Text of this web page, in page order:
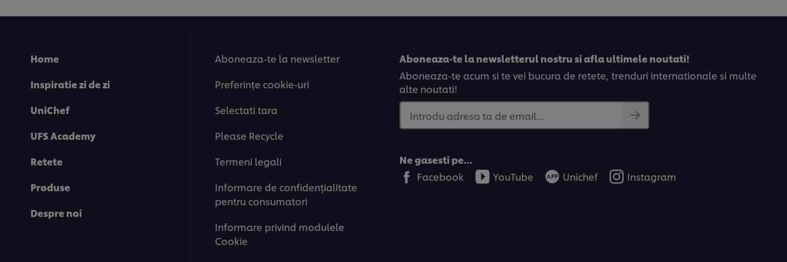
Home
Inspiratie zi de zi
UniChef
UFS Academy
Retete
Produse
Despre noi
Aboneaza-te la newsletter
Preferințe cookie-uri
Selectati tara
Please Recycle
Termeni legali
Informare de confidenţialitate
pentru consumatori
Informare privind modulele
Cookie
Aboneaza-te la newsletterul nostru si afla ultimele noutati!
Aboneaza-te acum si te vei bucura de retete, trenduri internationale si multe
alte noutati!
Introdu adresa ta de email…
Ne gasesti pe...
Facebook
YouTube Unichef Instagram